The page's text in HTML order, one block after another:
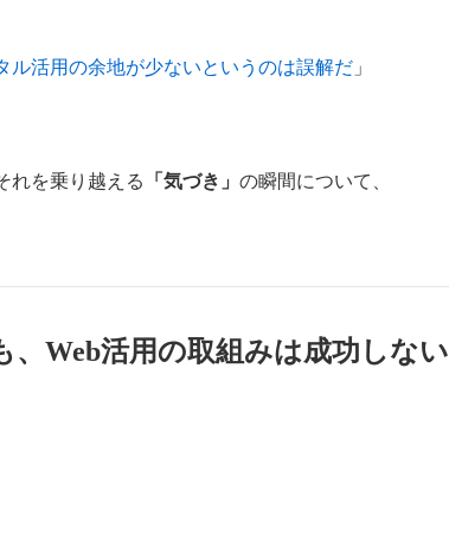
ル活用の余地が少ないというのは誤解だ」
れを乗り越える 「気づき」 の瞬間について、
Web活用の取組みは成功しない